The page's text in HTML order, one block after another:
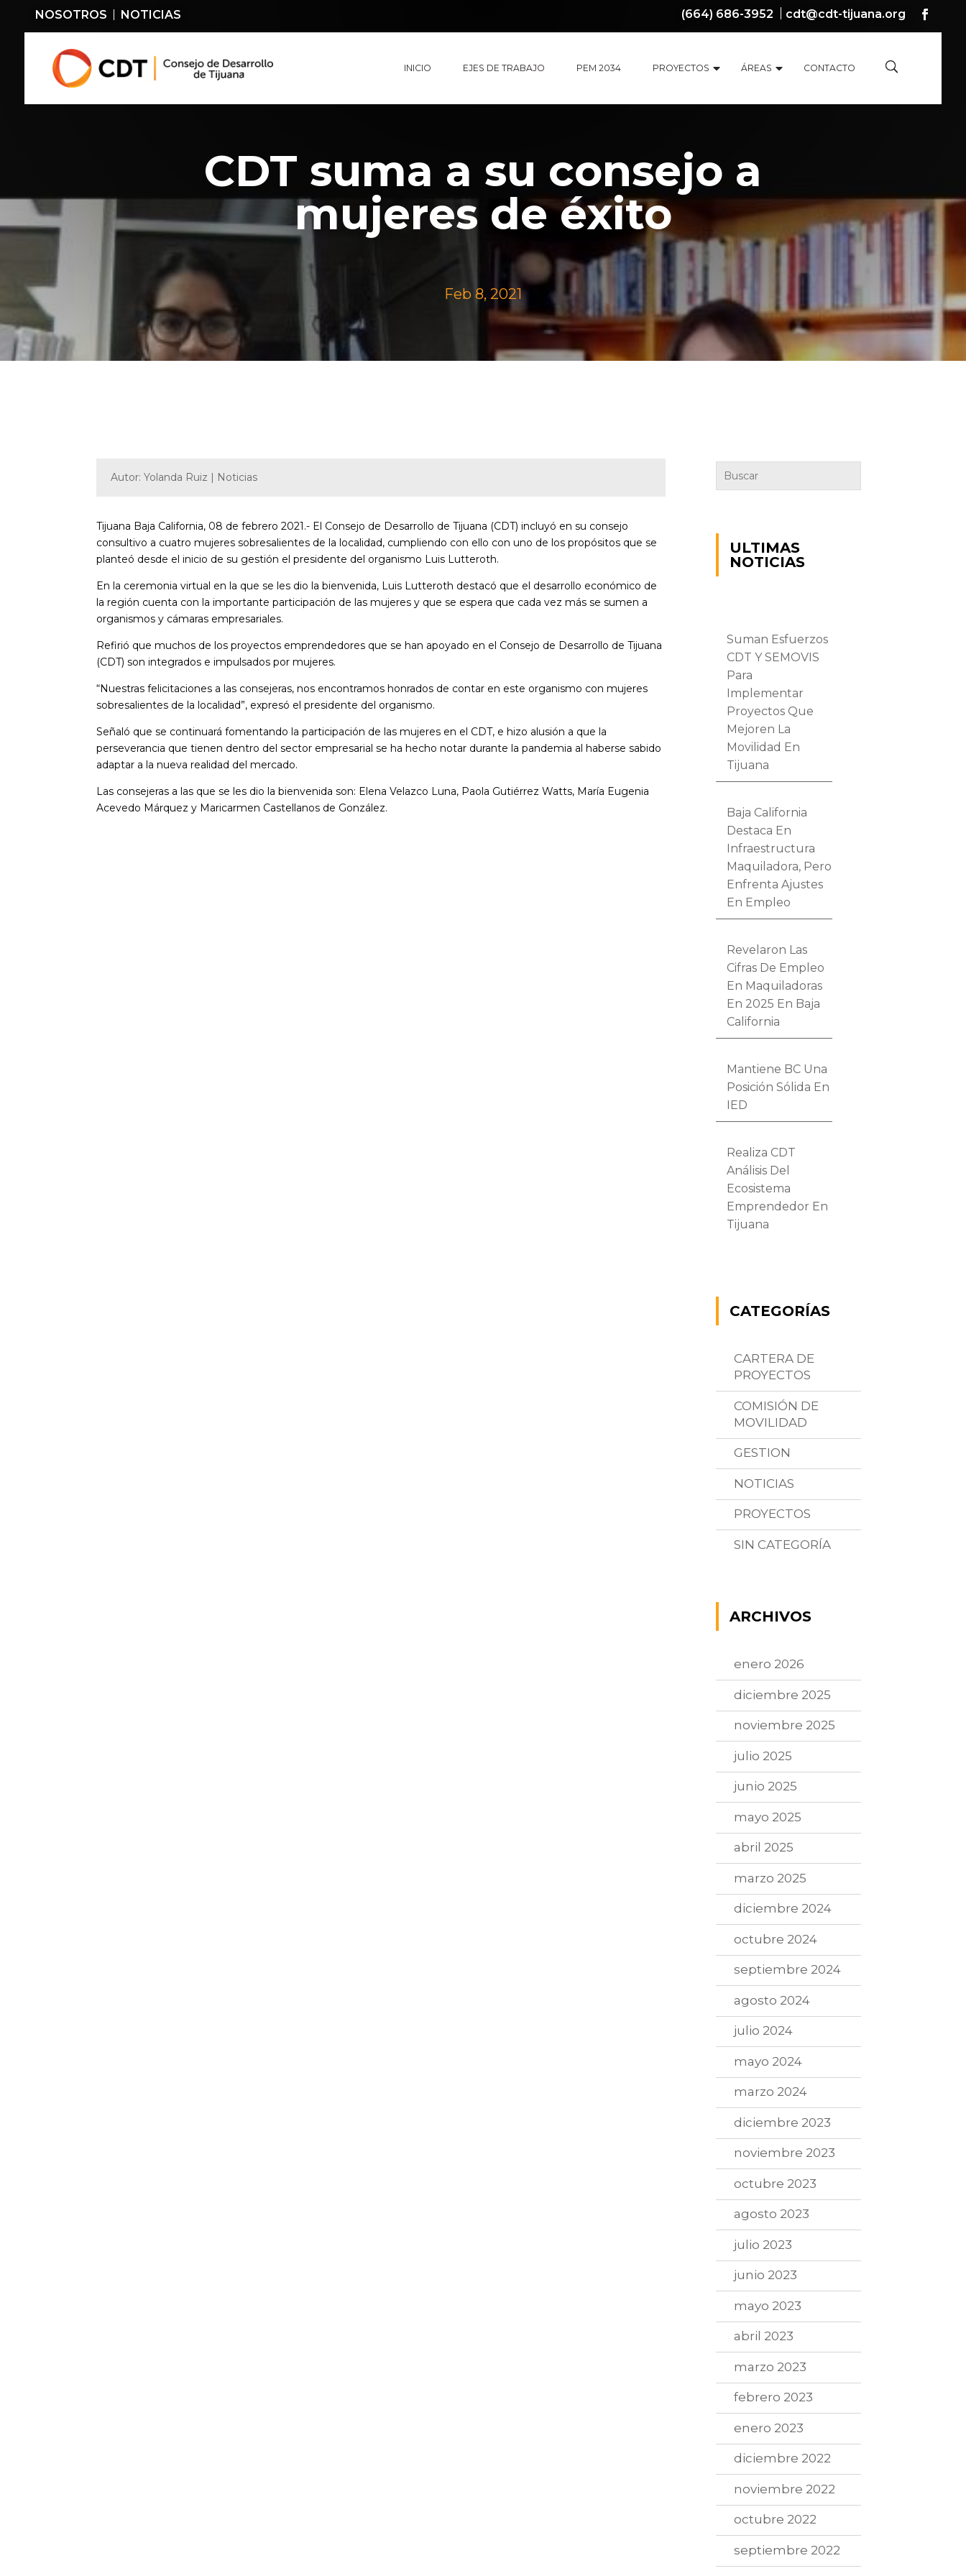
(664) 686-3952 cdt@cdt-tijuana.org
NOSOTROS NOTICIAS
INICIO EJES DE TRABAJO PEM 2034 PROYECTOS ÁREAS CONTACTO
CDT suma a su consejo a
mujeres de éxito
Feb 8, 2021
Autor: Yolanda Ruiz | Noticias
Tijuana Baja California, 08 de febrero 2021.- El Consejo de Desarrollo de Tijuana (CDT) incluyó en su consejo
consultivo a cuatro mujeres sobresalientes de la localidad, cumpliendo con ello con uno de los propósitos que se
planteó desde el inicio de su gestión el presidente del organismo Luis Lutteroth.
En la ceremonia virtual en la que se les dio la bienvenida, Luis Lutteroth destacó que el desarrollo económico de
la región cuenta con la importante participación de las mujeres y que se espera que cada vez más se sumen a
organismos y cámaras empresariales.
Refirió que muchos de los proyectos emprendedores que se han apoyado en el Consejo de Desarrollo de Tijuana
(CDT) son integrados e impulsados por mujeres.
“Nuestras felicitaciones a las consejeras, nos encontramos honrados de contar en este organismo con mujeres
sobresalientes de la localidad”, expresó el presidente del organismo.
Señaló que se continuará fomentando la participación de las mujeres en el CDT, e hizo alusión a que la
perseverancia que tienen dentro del sector empresarial se ha hecho notar durante la pandemia al haberse sabido
adaptar a la nueva realidad del mercado.
Las consejeras a las que se les dio la bienvenida son: Elena Velazco Luna, Paola Gutiérrez Watts, María Eugenia
Acevedo Márquez y Maricarmen Castellanos de González.
ULTIMAS
NOTICIAS
Suman Esfuerzos
CDT Y SEMOVIS
Para
Implementar
Proyectos Que
Mejoren La
Movilidad En
Tijuana
Baja California
Destaca En
Infraestructura
Maquiladora, Pero
Enfrenta Ajustes
En Empleo
Revelaron Las
Cifras De Empleo
En Maquiladoras
En 2025 En Baja
California
Mantiene BC Una
Posición Sólida En
IED
Realiza CDT
Análisis Del
Ecosistema
Emprendedor En
Tijuana
CATEGORÍAS
CARTERA DE
PROYECTOS
COMISIÓN DE
MOVILIDAD
GESTION
NOTICIAS
PROYECTOS
SIN CATEGORÍA
ARCHIVOS
enero 2026
diciembre 2025
noviembre 2025
julio 2025
junio 2025
mayo 2025
abril 2025
marzo 2025
diciembre 2024
octubre 2024
septiembre 2024
agosto 2024
julio 2024
mayo 2024
marzo 2024
diciembre 2023
noviembre 2023
octubre 2023
agosto 2023
julio 2023
junio 2023
mayo 2023
abril 2023
marzo 2023
febrero 2023
enero 2023
diciembre 2022
noviembre 2022
octubre 2022
septiembre 2022